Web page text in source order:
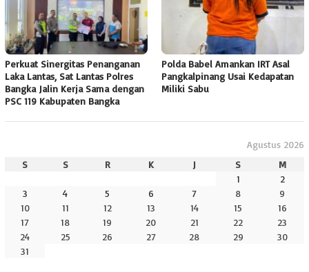
Perkuat Sinergitas Penanganan
Laka Lantas, Sat Lantas Polres
Bangka Jalin Kerja Sama dengan
PSC 119 Kabupaten Bangka
Polda Babel Amankan IRT Asal
Pangkalpinang Usai Kedapatan
Miliki Sabu
Agustus 2026
S
S R K J S
M
1
2
3
4 5 6 7 8
9
10
11 12 13 14 15
16
17
18 19 20 21 22
23
24
25 26 27 28 29
30
31